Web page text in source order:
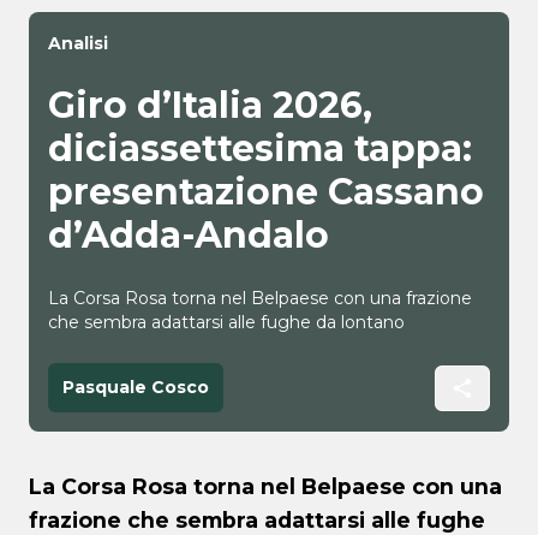
Analisi
Giro d’Italia 2026,
diciassettesima tappa:
presentazione Cassano
d’Adda-Andalo
La Corsa Rosa torna nel Belpaese con una frazione
che sembra adattarsi alle fughe da lontano
Pasquale Cosco
La Corsa Rosa torna nel Belpaese con una
frazione che sembra adattarsi alle fughe